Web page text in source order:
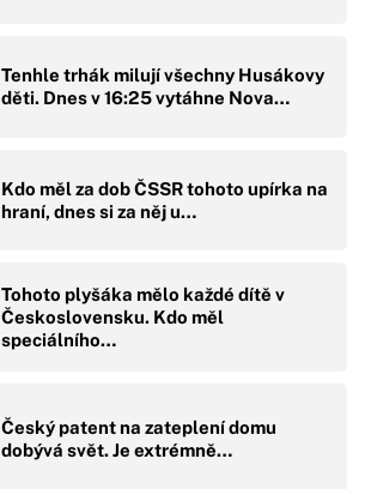
Tenhle trhák milují všechny Husákovy
děti. Dnes v 16:25 vytáhne Nova…
Kdo měl za dob ČSSR tohoto upírka na
hraní, dnes si za něj u…
Tohoto plyšáka mělo každé dítě v
Československu. Kdo měl
speciálního…
Český patent na zateplení domu
dobývá svět. Je extrémně…